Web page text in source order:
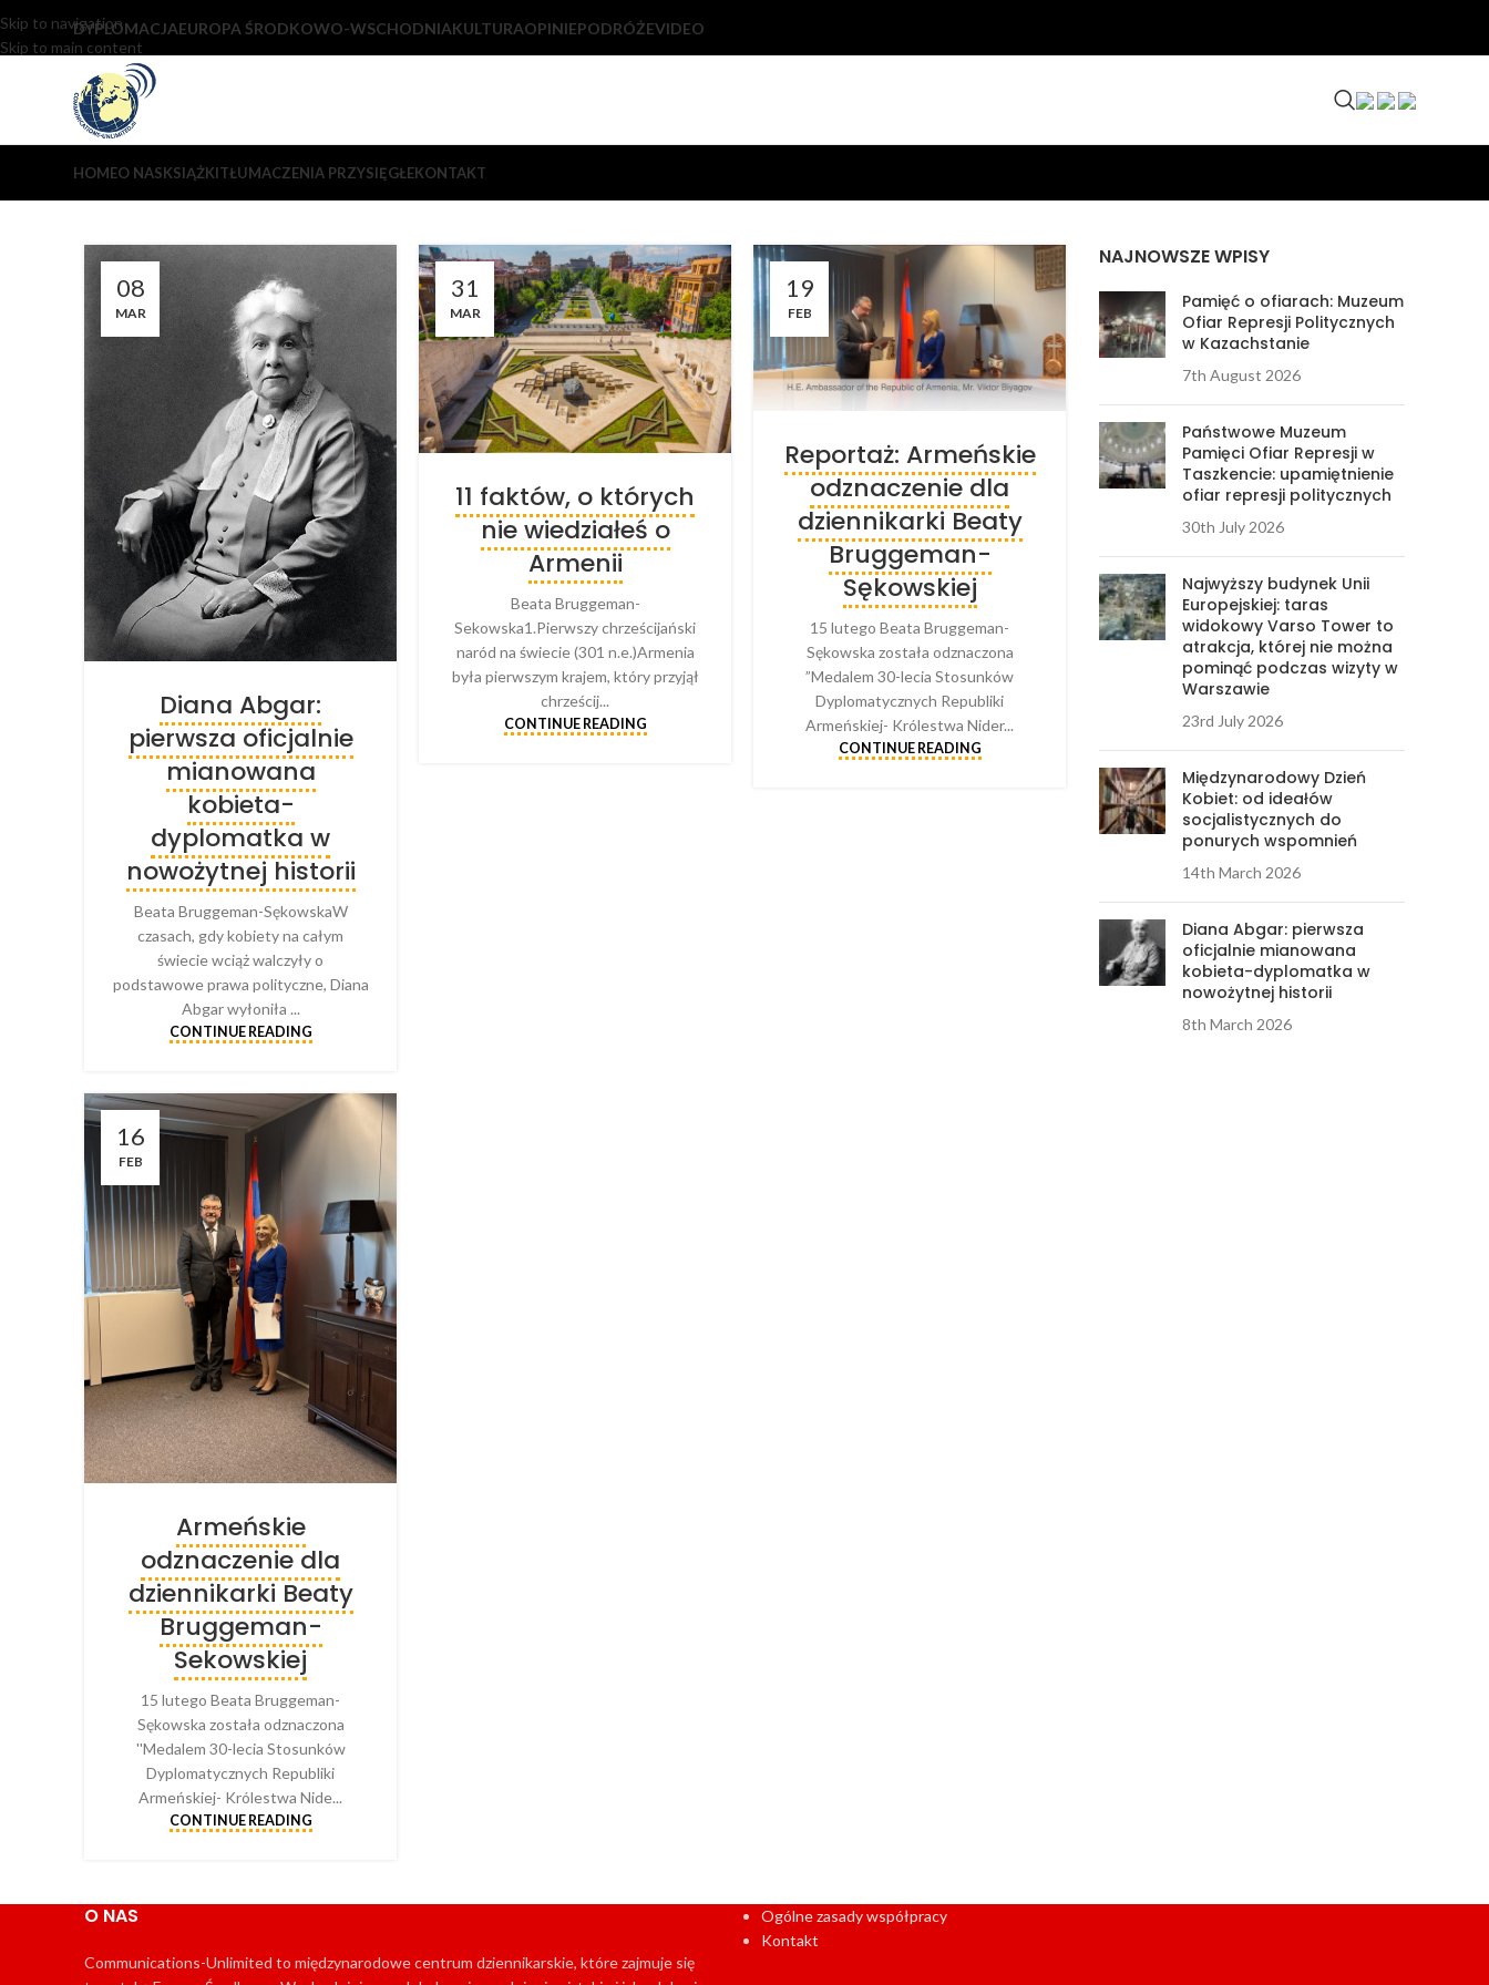
Skip to navigation
Skip to main content
DYPLOMACJAEUROPA ŚRODKOWO-WSCHODNIAKULTURAOPINIEPODRÓŻEVIDEO
HOMEO NASKSIĄŻKITŁUMACZENIA PRZYSIĘGŁEKONTAKT
08
MAR
Diana Abgar:
pierwsza oficjalnie
mianowana
kobieta-
dyplomatka w
nowożytnej historii
Beata Bruggeman-SękowskaW
czasach, gdy kobiety na całym
świecie wciąż walczyły o
podstawowe prawa polityczne, Diana
Abgar wyłoniła ...
CONTINUE READING
31
MAR
11 faktów, o których
nie wiedziałeś o
Armenii
Beata Bruggeman-
Sekowska1.Pierwszy chrześcijański
naród na świecie (301 n.e.)Armenia
była pierwszym krajem, który przyjął
chrześcij...
CONTINUE READING
19
FEB
Reportaż: Armeńskie
odznaczenie dla
dziennikarki Beaty
Bruggeman-
Sękowskiej
15 lutego Beata Bruggeman-
Sękowska została odznaczona
”Medalem 30-lecia Stosunków
Dyplomatycznych Republiki
Armeńskiej- Królestwa Nider...
CONTINUE READING
16
FEB
Armeńskie
odznaczenie dla
dziennikarki Beaty
Bruggeman-
Sekowskiej
15 lutego Beata Bruggeman-
Sękowska została odznaczona
''Medalem 30-lecia Stosunków
Dyplomatycznych Republiki
Armeńskiej- Królestwa Nide...
CONTINUE READING
NAJNOWSZE WPISY
Pamięć o ofiarach: Muzeum
Ofiar Represji Politycznych
w Kazachstanie
7th August 2026
Państwowe Muzeum
Pamięci Ofiar Represji w
Taszkencie: upamiętnienie
ofiar represji politycznych
30th July 2026
Najwyższy budynek Unii
Europejskiej: taras
widokowy Varso Tower to
atrakcja, której nie można
pominąć podczas wizyty w
Warszawie
23rd July 2026
Międzynarodowy Dzień
Kobiet: od ideałów
socjalistycznych do
ponurych wspomnień
14th March 2026
Diana Abgar: pierwsza
oficjalnie mianowana
kobieta-dyplomatka w
nowożytnej historii
8th March 2026
O NAS
Communications-Unlimited to międzynarodowe centrum dziennikarskie, które zajmuje się
Ogólne zasady współpracy
Kontakt